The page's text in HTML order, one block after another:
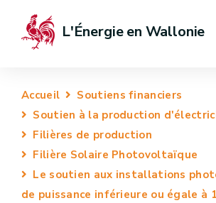
L'Énergie en Wallonie
Accueil
Soutiens financiers
Soutien à la production
Filières de production
Filière Solaire Photovoltaïque
Le soutien aux installations
de puissance inférieure ou égale à